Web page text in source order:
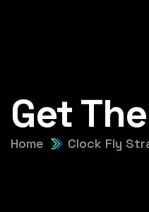
Get
Home Clock Fly